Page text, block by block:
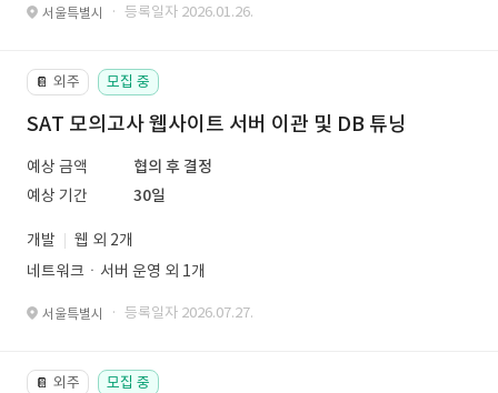
서울특별시 · 등록일자 2026.01.26.
📔 외주 모집 중
SAT 모의고사 웹사이트 서버 이관 및 DB 튜닝
예상 금액
협의 후 결정
예상 기간
30일
개발
웹 외 2개
네트워크ㆍ서버 운영 외 1개
서울특별시 · 등록일자 2026.07.27.
📔 외주 모집 중